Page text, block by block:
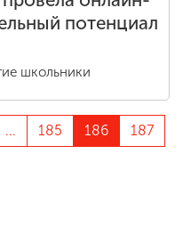
потенциал
школьники
... 185 186
187